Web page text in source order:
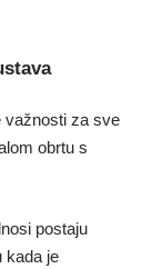
važnosti za sve
obrtu s
postaju
kada je